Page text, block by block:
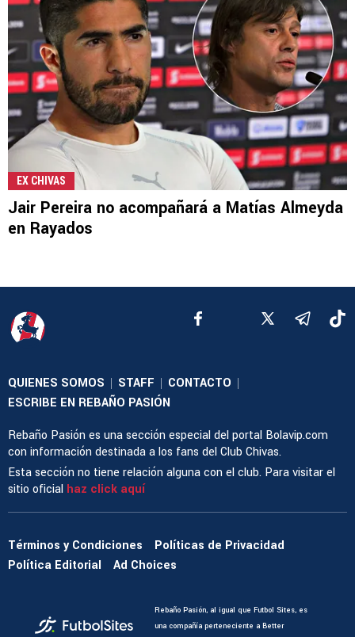
EX CHIVAS
Jair Pereira no acompañará a Matías Almeyda
en Rayados
QUIENES SOMOS | STAFF | CONTACTO |
ESCRIBE EN REBAÑO PASIÓN
Rebaño Pasión es una sección especial del portal Bolavip.com
con información destinada a los fans del Club Chivas.
Esta sección no tiene relación alguna con el club. Para visitar el
sitio oficial haz click aquí
Términos y Condiciones
Políticas de Privacidad
Política Editorial
Ad Choices
Rebaño Pasión, al igual que Futbol Sites, es
una compañía perteneciente a Better